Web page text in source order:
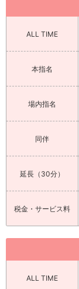
ALL TIME
本指名
場内指名
同伴
延長（30分）
税金・サービス料
ALL TIME